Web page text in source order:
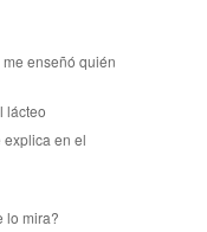
enseñó quién
lácteo
explica en el
lo mira?